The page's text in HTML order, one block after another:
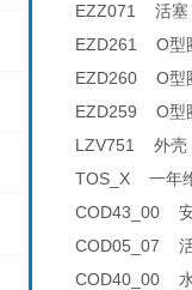
EZZ071 活塞
EZD261 O型
EZD260 O型
EZD259 O型
LZV751 外壳
TOS_X 一年
COD43_00 安
COD05_07 活
COD40_00 水